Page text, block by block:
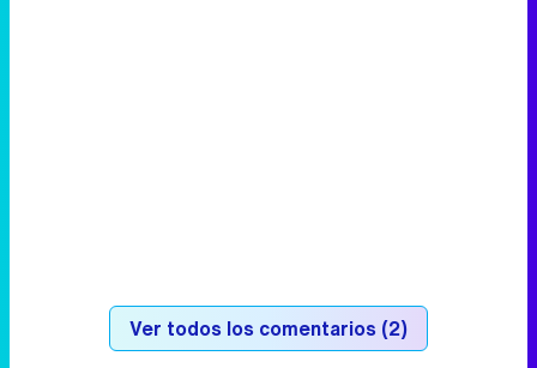
Ver todos los comentarios (2)